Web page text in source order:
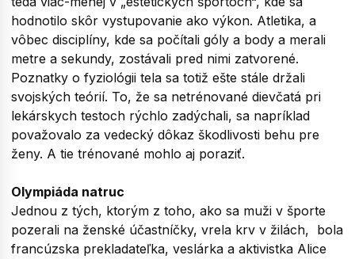
hodnotilo skôr vystupovanie ako výkon. Atletika, a
vôbec disciplíny, kde sa počítali góly a body a merali
metre a sekundy, zostávali pred nimi zatvorené.
Poznatky o fyziológii tela sa totiž ešte stále držali
svojských teórií. To, že sa netrénované dievčatá pri
lekárskych testoch rýchlo zadýchali, sa napríklad
považovalo za vedecký dôkaz škodlivosti behu pre
ženy. A tie trénované mohlo aj poraziť.
Olympiáda natruc
Jednou z tých, ktorým z toho, ako sa muži v športe
pozerali na ženské účastníčky, vrela krv v žilách, bola
francúzska prekladateľka, veslárka a aktivistka Alice